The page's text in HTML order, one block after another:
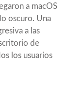
a macOS
oscuro. Una
a las
de
los usuarios